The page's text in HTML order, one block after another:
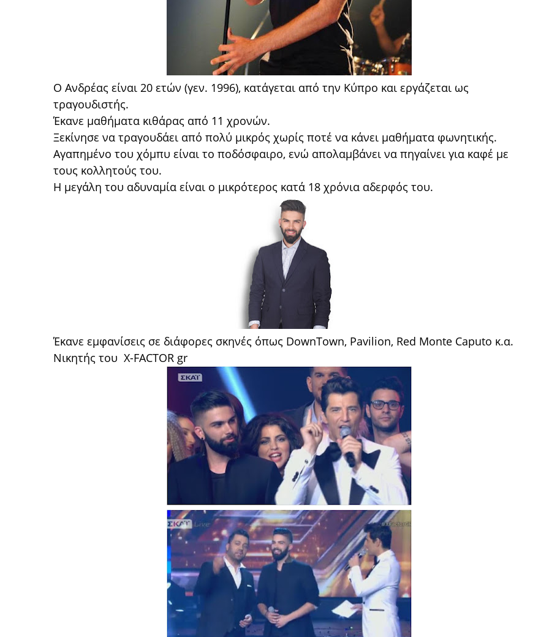
Ο Ανδρέας είναι 20 ετών (γεν. 1996), κατάγεται από την Κύπρο και εργάζεται ως
τραγουδιστής.
Έκανε μαθήματα κιθάρας από 11 χρονών.
Ξεκίνησε να τραγουδάει από πολύ μικρός χωρίς ποτέ να κάνει μαθήματα φωνητικής.
Αγαπημένο του χόμπυ είναι το ποδόσφαιρο, ενώ απολαμβάνει να πηγαίνει για καφέ με
τους κολλητούς του.
Η μεγάλη του αδυναμία είναι ο μικρότερος κατά 18 χρόνια αδερφός του.
Έκανε εμφανίσεις σε διάφορες σκηνές όπως DownTown, Pavilion, Red Monte Caputo κ.α.
Νικητής του X-FACTOR gr